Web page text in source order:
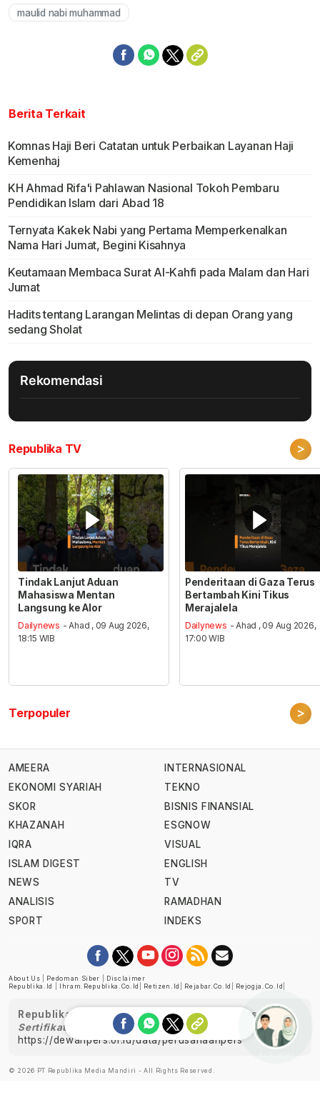
maulid nabi muhammad
Berita Terkait
Komnas Haji Beri Catatan untuk Perbaikan Layanan Haji
Kemenhaj
KH Ahmad Rifa'i Pahlawan Nasional Tokoh Pembaru
Pendidikan Islam dari Abad 18
Ternyata Kakek Nabi yang Pertama Memperkenalkan
Nama Hari Jumat, Begini Kisahnya
Keutamaan Membaca Surat Al-Kahfi pada Malam dan Hari
Jumat
Hadits tentang Larangan Melintas di depan Orang yang
sedang Sholat
Rekomendasi
Republika TV >
Tindak Lanjut Aduan
Mahasiswa Mentan
Langsung ke Alor
Dailynews - Ahad , 09 Aug 2026,
18:15 WIB
Penderitaan di Gaza Terus
Bertambah Kini Tikus
Merajalela
Dailynews - Ahad , 09 Aug 2026,
17:00 WIB
Terpopuler >
AMEERA
EKONOMI SYARIAH
SKOR
KHAZANAH
IQRA
ISLAM DIGEST
NEWS
ANALISIS
SPORT
INTERNASIONAL
TEKNO
BISNIS FINANSIAL
ESGNOW
VISUAL
ENGLISH
TV
RAMADHAN
INDEKS
About Us Pedoman Siber
Disclaimer
Republika.id
Ihram.republika.co.id Retizen.id Rejabar.co.id Rejogja.co.id
Republika telah diverifikasi oleh Dewan Pers
Sertifikat Nomor 1058/DP-Verifikasi/K/XII/2022
https://dewanpers.or.id/data/perusahaanpers
© 2026 PT Republika Media Mandiri - All Rights Reserved.